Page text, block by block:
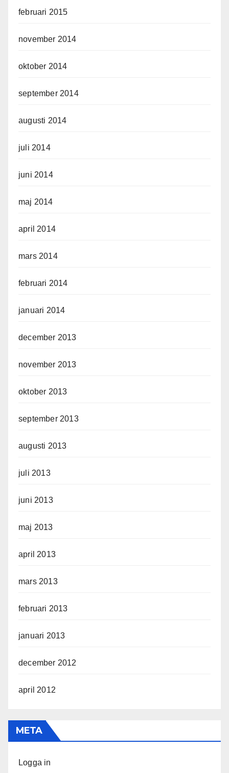
februari 2015
november 2014
oktober 2014
september 2014
augusti 2014
juli 2014
juni 2014
maj 2014
april 2014
mars 2014
februari 2014
januari 2014
december 2013
november 2013
oktober 2013
september 2013
augusti 2013
juli 2013
juni 2013
maj 2013
april 2013
mars 2013
februari 2013
januari 2013
december 2012
april 2012
META
Logga in